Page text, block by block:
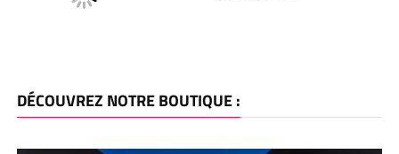
DÉCOUVREZ NOTRE BOUTIQUE :